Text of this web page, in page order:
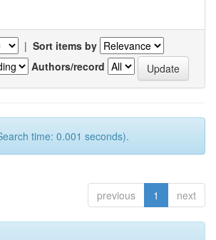
| Sort items by
Authors/record
time: 0.001 seconds).
previous 1 next